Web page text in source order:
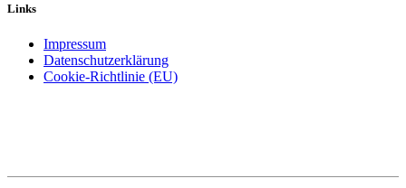
Links
Impressum
Datenschutzerklärung
Cookie-Richtlinie (EU)